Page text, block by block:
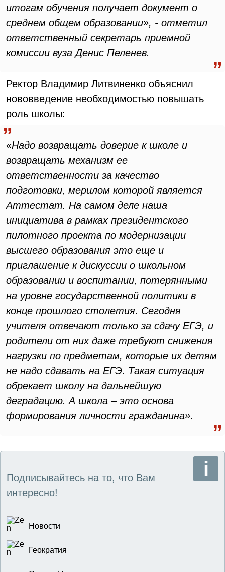
итогам обучения получает документ о
среднем общем образовании», - отметил
ответственный секретарь приемной
комиссии вуза Денис Пеленев.
Ректор Владимир Литвиненко объяснил
нововведение необходимостью повышать
роль школы:
«Надо возвращать доверие к школе и
возвращать механизм ее
ответственности за качество
подготовки, мерилом которой является
Аттестат. На самом деле наша
инициатива в рамках президентского
пилотного проекта по модернизации
высшего образования это еще и
приглашение к дискуссии о школьном
образовании и воспитании, потерянными
на уровне государственной политики в
конце прошлого столетия. Сегодня
учителя отвечают только за сдачу ЕГЭ, и
родители от них даже требуют снижения
нагрузки по предметам, которые их детям
не надо сдавать на ЕГЭ. Такая ситуация
обрекает школу на дальнейшую
деградацию. А школа – это основа
формирования личности гражданина».
Подписывайтесь на то, что Вам
интересно!
Новости
Геократия